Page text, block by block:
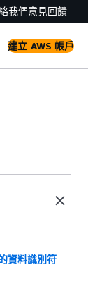
我們意見回饋
建立 AWS 帳戶
資料識別符